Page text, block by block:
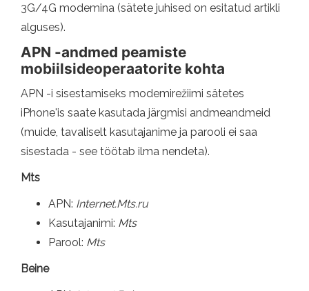
3G/4G modemina (sätete juhised on esitatud artikli
alguses).
APN -andmed peamiste
mobiilsideoperaatorite kohta
APN -i sisestamiseks modemirežiimi sätetes
iPhone'is saate kasutada järgmisi andmeandmeid
(muide, tavaliselt kasutajanime ja parooli ei saa
sisestada - see töötab ilma nendeta).
Mts
APN: Internet.Mts.ru
Kasutajanimi: Mts
Parool: Mts
Beine